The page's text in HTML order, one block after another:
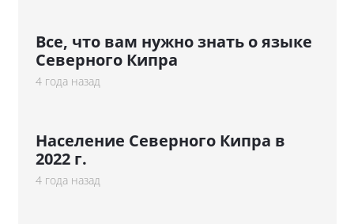
Все, что вам нужно знать о языке
Северного Кипра
4 года назад
Население Северного Кипра в
2022 г.
4 года назад